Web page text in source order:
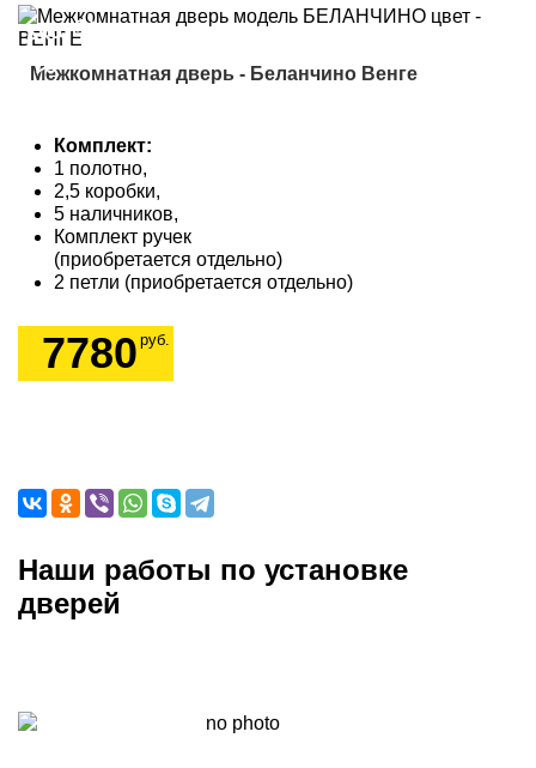
Акция!
9505
Межкомнатная дверь - Беланчино Венге
Комплект:
1 полотно,
2,5 коробки,
5 наличников,
Комплект ручек
(приобретается отдельно)
2 петли (приобретается отдельно)
7780 руб.
Наши работы по установке
дверей